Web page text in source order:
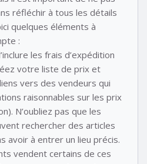
réfléchir à tous les détails
quelques éléments à
:
les frais d’expédition
votre liste de prix et
vers des vendeurs qui
raisonnables sur les prix
N’oubliez pas que les
rechercher des articles
avoir à entrer un lieu précis.
vendent certains de ces